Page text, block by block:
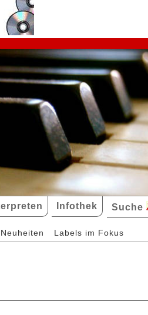
Infothek Suche
Neuheiten Labels im Fokus